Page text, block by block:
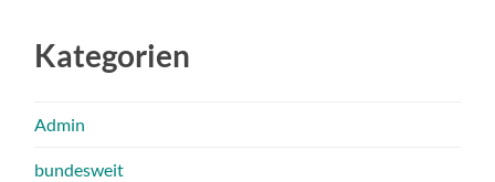
Kategorien
Admin
bundesweit